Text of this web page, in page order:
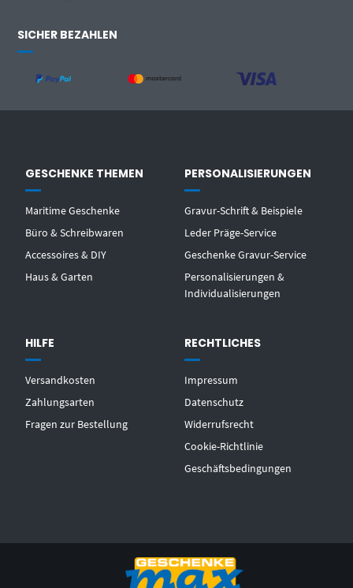
SICHER BEZAHLEN
GESCHENKE THEMEN
Maritime Geschenke
Büro & Schreibwaren
Accessoires & DIY
Haus & Garten
PERSONALISIERUNGEN
Gravur-Schrift & Beispiele
Leder Präge-Service
Geschenke Gravur-Service
Personalisierungen &
Individualisierungen
HILFE
Versandkosten
Zahlungsarten
Fragen zur Bestellung
RECHTLICHES
Impressum
Datenschutz
Widerrufsrecht
Cookie-Richtlinie
Geschäftsbedingungen